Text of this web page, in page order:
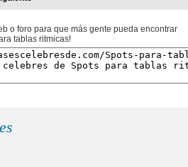
o foro para que más gente pueda encontrar
tablas ritmicas!